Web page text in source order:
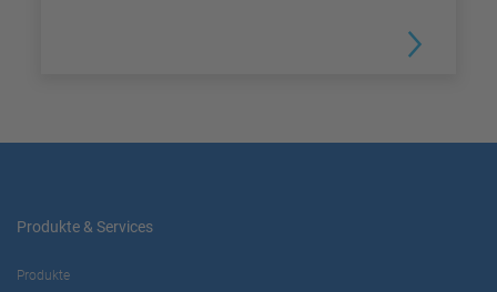
Produkte & Services
Produkte